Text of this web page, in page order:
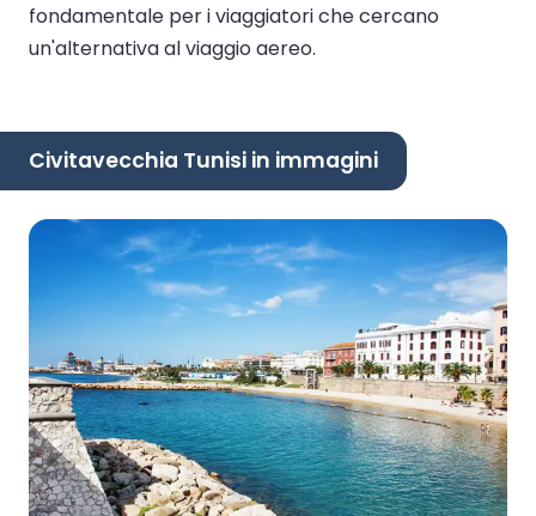
fondamentale per i viaggiatori che cercano
un'alternativa al viaggio aereo.
Civitavecchia Tunisi in immagini